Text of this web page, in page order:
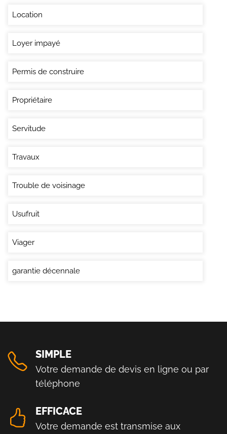
Location
Loyer impayé
Permis de construire
Propriétaire
Servitude
Travaux
Trouble de voisinage
Usufruit
Viager
garantie décennale
SIMPLE
Votre demande de devis en ligne ou par
téléphone
EFFICACE
Votre demande est transmise aux